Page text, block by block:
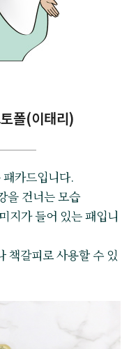
폴(이태리)
카드입니다.
을 건너는 모습
지가 들어 있는 패입니
책갈피로 사용할 수 있